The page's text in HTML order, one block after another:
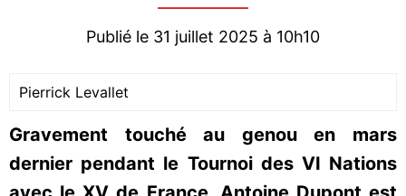
Publié le 31 juillet 2025 à 10h10
Pierrick Levallet
Gravement touché au genou en mars
dernier pendant le Tournoi des VI Nations